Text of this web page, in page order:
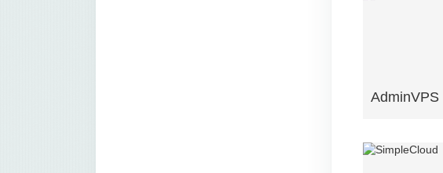
AdminVPS